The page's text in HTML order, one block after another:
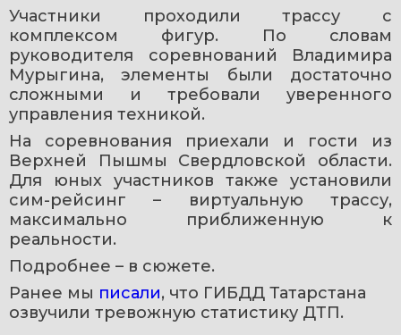
Участники проходили трассу с
комплексом фигур. По словам
руководителя соревнований Владимира
Мурыгина, элементы были достаточно
сложными и требовали уверенного
управления техникой.
На соревнования приехали и гости из
Верхней Пышмы Свердловской области.
Для юных участников также установили
сим-рейсинг – виртуальную трассу,
максимально приближенную к
реальности.
Подробнее – в сюжете.
Ранее мы писали, что ГИБДД Татарстана
озвучили тревожную статистику ДТП.